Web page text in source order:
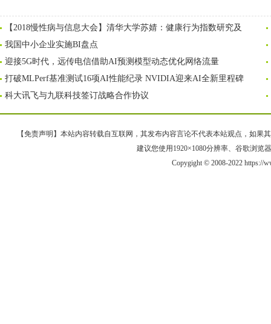
【2018慢性病与信息大会】清华大学苏婧：健康行为指数研究及
我国中小企业实施BI盘点
迎接5G时代，远传电信借助AI预测模型动态优化网络流量
打破MLPerf基准测试16项AI性能纪录 NVIDIA迎来AI全新里程碑
科大讯飞与九联科技签订战略合作协议
【免责声明】本站内容转载自互联网，其发布内容言论不代表本站观点，如果
建议您使用1920×1080分辨率、谷歌浏览
Copygight © 2008-2022 https://